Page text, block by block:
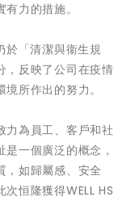
力的措施。
於「清潔與衞生規
，反映了公司在疫情
所作出的努力。
力為員工、客戶和社
一個廣泛的概念，
，如歸屬感、安全
恒隆獲得WELL HS